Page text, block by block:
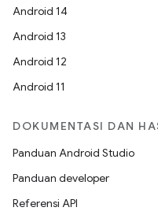
Android 14
Android 13
Android 12
Android 11
DOKUMENTASI DAN
Panduan Android Studio
Panduan developer
Referensi API